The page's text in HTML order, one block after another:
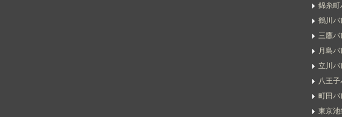
錦糸町
鶴川バ
三鷹バ
月島
立川
八王
町田バ
東京池